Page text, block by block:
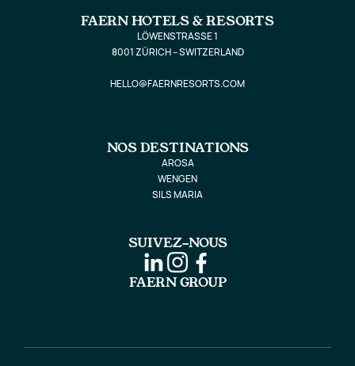
FAERN HOTELS & RESORTS
LÖWENSTRASSE 1
8001 ZÜRICH – SWITZERLAND
HELLO@FAERNRESORTS.COM
NOS DESTINATIONS
AROSA
WENGEN
SILS MARIA
SUIVEZ-NOUS
FAERN GROUP